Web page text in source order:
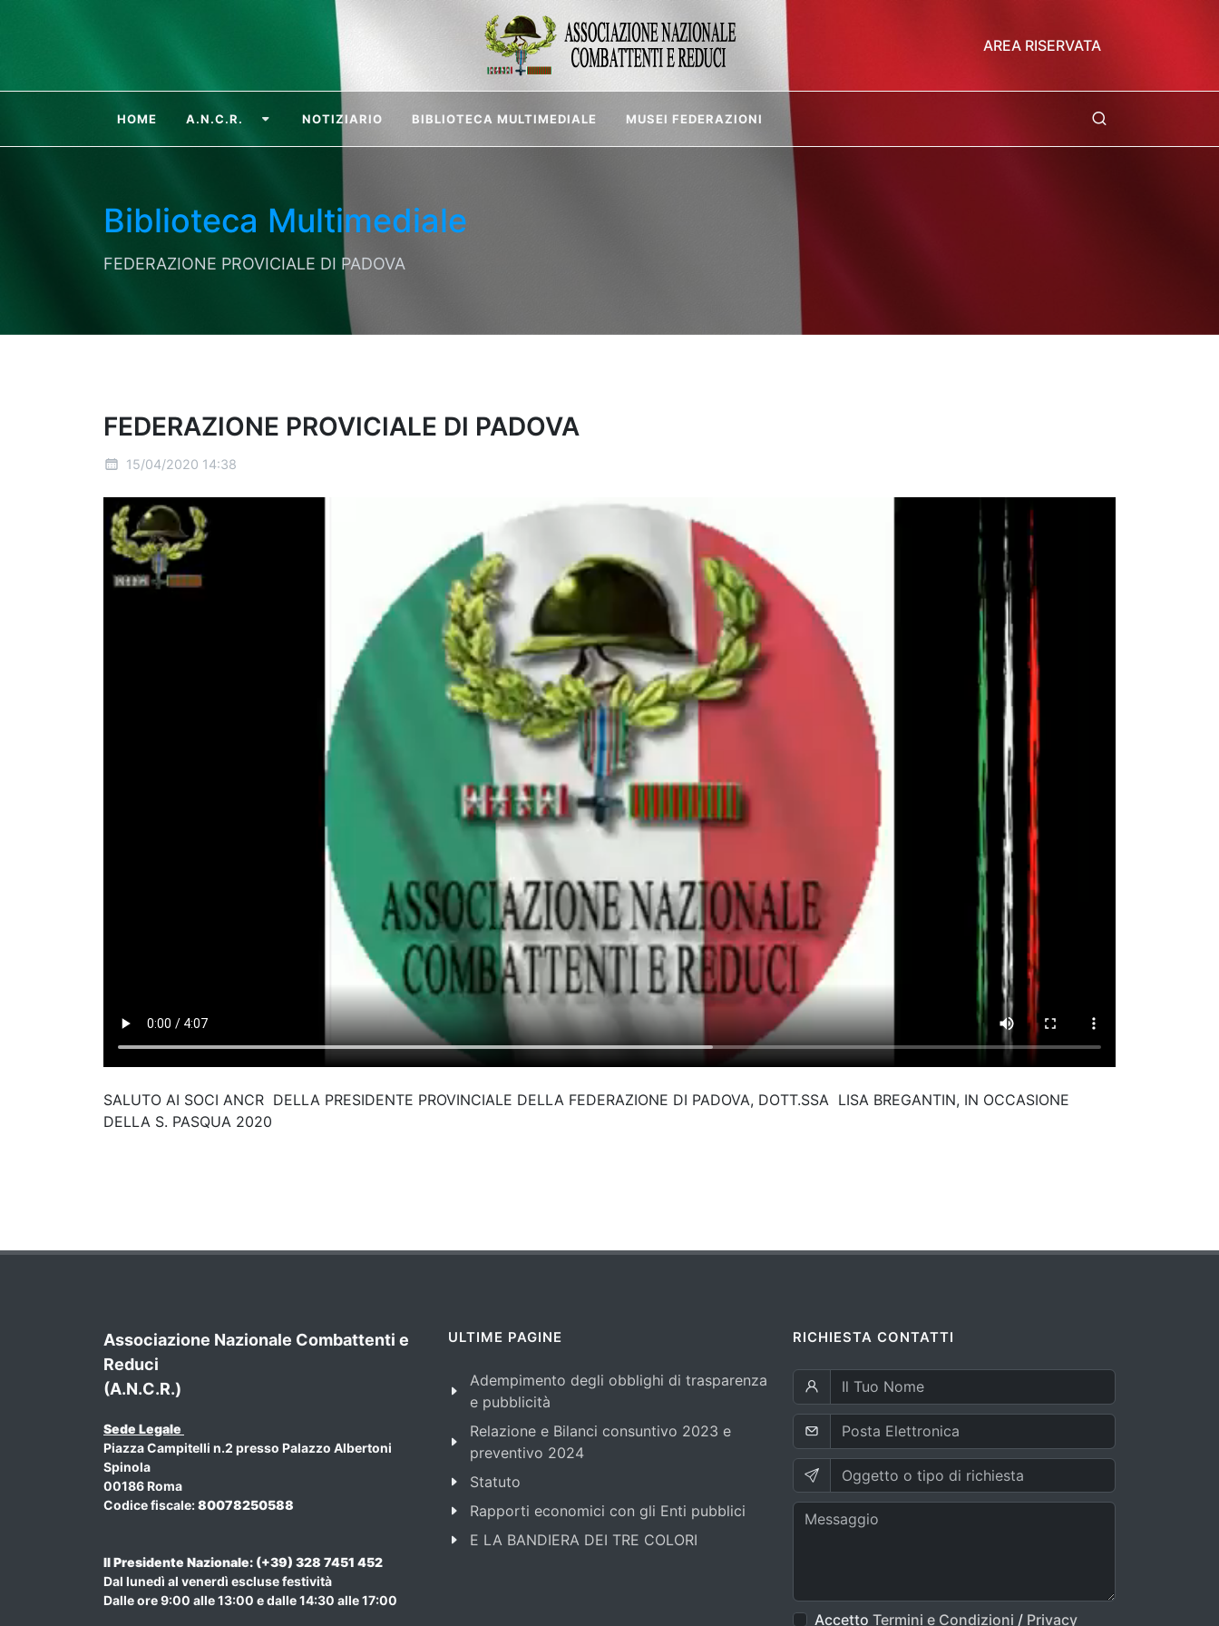
AREA RISERVATA
HOME A.N.C.R. NOTIZIARIO BIBLIOTECA MULTIMEDIALE MUSEI FEDERAZIONI
Biblioteca Multimediale
FEDERAZIONE PROVICIALE DI PADOVA
FEDERAZIONE PROVICIALE DI PADOVA
15/04/2020 14:38
SALUTO AI SOCI ANCR DELLA PRESIDENTE PROVINCIALE DELLA FEDERAZIONE DI PADOVA, DOTT.SSA LISA BREGANTIN, IN OCCASIONE
DELLA S. PASQUA 2020
Associazione Nazionale Combattenti e
Reduci
(A.N.C.R.)
Sede Legale
Piazza Campitelli n.2 presso Palazzo Albertoni
Spinola
00186 Roma
Codice fiscale:80078250588
Il Presidente Nazionale: (+39) 328 7451 452
Dal lunedì al venerdì escluse festività
Dalle ore 9:00 alle 13:00 e dalle 14:30 alle 17:00
ULTIME PAGINE
Adempimento degli obblighi di trasparenza
e pubblicità
Relazione e Bilanci consuntivo 2023 e
preventivo 2024
Statuto
Rapporti economici con gli Enti pubblici
E LA BANDIERA DEI TRE COLORI
RICHIESTA CONTATTI
Accetto Termini e Condizioni / Privacy